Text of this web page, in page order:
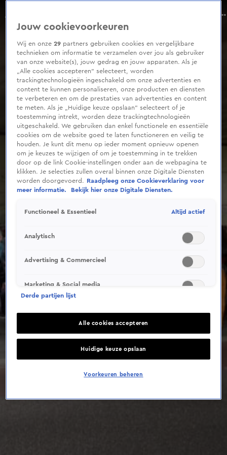
Grote politieaanwezigheid in Ter Apel wegens demonstraties, verschillende groeperingen op de been
Aflevering 129, Seizoen 2026
of
Jouw cookievoorkeuren
Wij en onze29 partners gebruiken cookies en vergelijkbare
technieken om informatie te verzamelen over jou als gebruiker
van onze website(s), jouw gedrag en jouw apparaten. Als je
„Alle cookies accepteren” selecteert, worden
trackingtechnologieën ingeschakeld om onze advertenties en
content te kunnen personaliseren, onze producten en diensten
te verbeteren en om de prestaties van advertenties en content
te meten. Als je „Huidige keuze opslaan” selecteert of je
toestemming intrekt, worden deze trackingtechnologieën
uitgeschakeld. We gebruiken dan enkel functionele en essentiële
cookies om de website goed te laten functioneren en veilig te
houden. Je kunt dit menu op ieder moment opnieuw openen
om je keuzes te wijzigen of om je toestemming in te trekken
door op de link Cookie-instellingen onder aan de webpagina te
klikken. Je selecties zullen overal binnen onze Digitale Diensten
worden doorgevoerd.
Raadpleeg onze Cookieverklaring voor
meer informatie.
Bekijk hier onze Digitale Diensten.
Functioneel & Essentieel Altijd actief
Analytisch
Advertising & Commercieel
Marketing & Social media
Derde partijen lijst
Alle cookies accepteren
Huidige keuze opslaan
Voorkeuren beheren